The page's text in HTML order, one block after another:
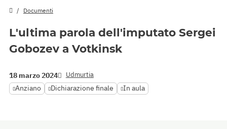
Documenti
L'ultima parola dell'imputato Sergei
Gobozev a Votkinsk
18 marzo 2024 Udmurtia
Anziano Dichiarazione finale In aula